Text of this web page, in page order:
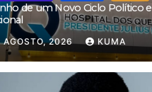
de um Novo Ciclo Político e
AGOSTO, 2026 KUMA